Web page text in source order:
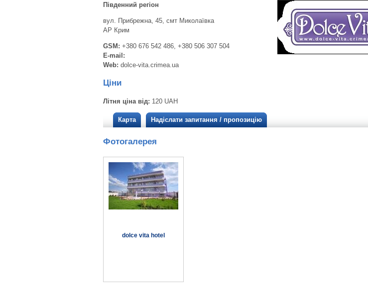
Південний регіон
вул. Прибрежна, 45, смт Миколаївка
АР Крим
GSM: +380 676 542 486, +380 506 307 504
E-mail:
Web: dolce-vita.crimea.ua
Ціни
Літня ціна від: 120 UAH
Карта Надіслати запитання / пропозицію
Фотогалерея
dolce vita hotel